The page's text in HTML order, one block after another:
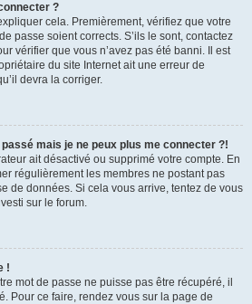
?
cela. Premièrement, vérifiez que votre
passe soient corrects. S’ils le sont, contactez
vérifier que vous n’avez pas été banni. Il est
du site Internet ait une erreur de
devra la corriger.
mais je ne peux plus me connecter ?!
ait désactivé ou supprimé votre compte. En
régulièrement les membres ne postant pas
de données. Si cela vous arrive, tentez de vous
sur le forum.
!
mot de passe ne puisse pas être récupéré, il
Pour ce faire, rendez vous sur la page de